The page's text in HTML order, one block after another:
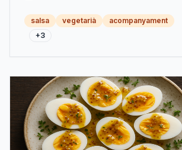
salsa vegetarià
acompanyament
+3